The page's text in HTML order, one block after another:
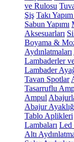
ve Rulosu
Şiş Takı
Sabun Yapımı
Aksesuarları
Boyama &
Aydınlatmaları
Lambaderler
Lambader
Tavan Spotlar
Tasarruflu
Ampul
Abajur
Tablo Aplikleri
Lambaları Led
Altı